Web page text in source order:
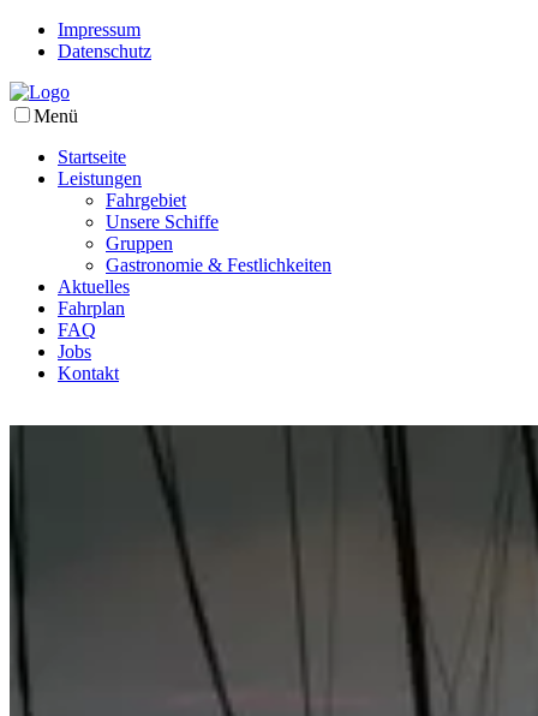
Impressum
Datenschutz
Menü
Startseite
Leistungen
Fahrgebiet
Unsere Schiffe
Gruppen
Gastronomie & Festlichkeiten
Aktuelles
Fahrplan
FAQ
Jobs
Kontakt